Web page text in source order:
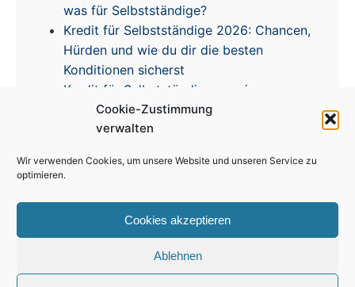
Cookie-Zustimmung
verwalten
Wir verwenden Cookies, um unsere Website und unseren Service zu
optimieren.
Cookies akzeptieren
Ablehnen
was für Selbstständige?
Kredit für Selbstständige 2026: Chancen,
Hürden und wie du dir die besten
Konditionen sicherst
Kredit für Selbstständige – meine
Erfahrungen & Tipps zur Zinsentwicklung
Impressum | Disclaimer | Datenschutz | Cookie
Richtlinie